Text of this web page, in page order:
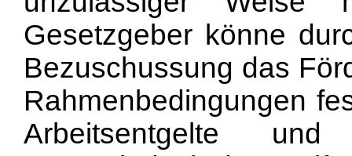
Gesetzgeber könne
Bezuschussung das
Rahmenbedingungen
Arbeitsentgelte und